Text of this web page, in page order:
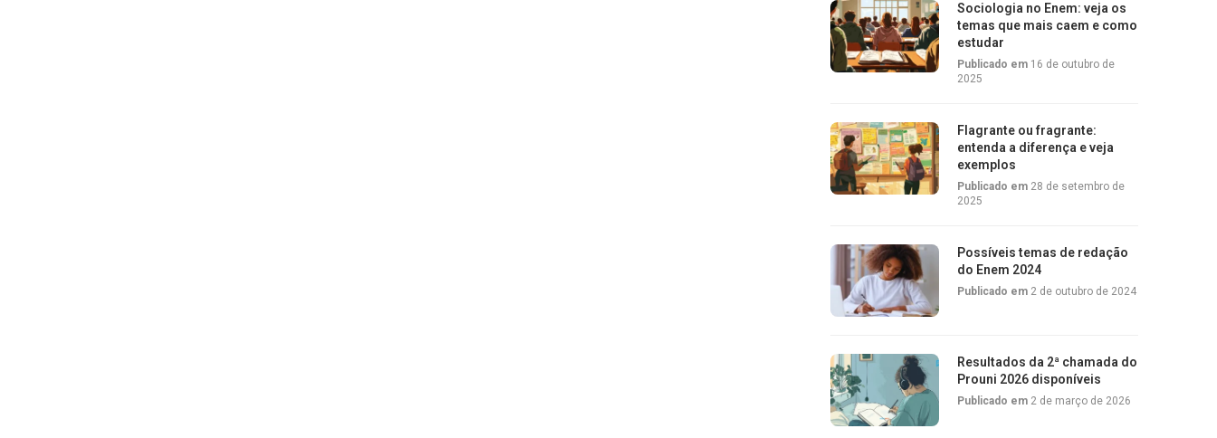
Sociologia no Enem: veja os
temas que mais caem e como
estudar
Publicado em 16 de outubro de
2025
Flagrante ou fragrante:
entenda a diferença e veja
exemplos
Publicado em 28 de setembro de
2025
Possíveis temas de redação
do Enem 2024
Publicado em 2 de outubro de 2024
Resultados da 2ª chamada do
Prouni 2026 disponíveis
Publicado em 2 de março de 2026